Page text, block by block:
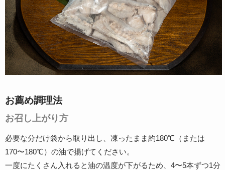
お薦め調理法
お召し上がり方
必要な分だけ袋から取り出し、凍ったまま約180℃（または
170〜180℃）の油で揚げてください。
一度にたくさん入れると油の温度が下がるため、4〜5本ずつ1分